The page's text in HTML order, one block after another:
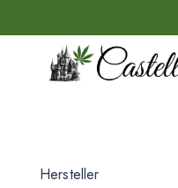
Hersteller